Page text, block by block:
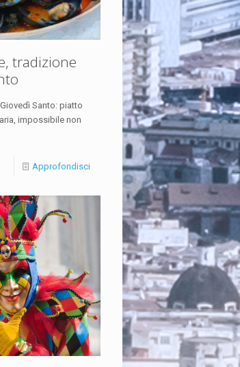
tradizione
Santo: piatto
impossibile non
Approfondisci